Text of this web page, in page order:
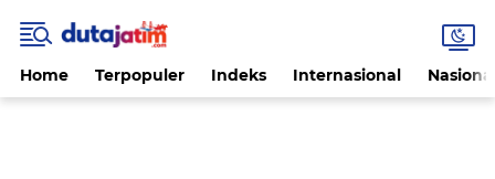
Home Terpopuler Indeks Internasional